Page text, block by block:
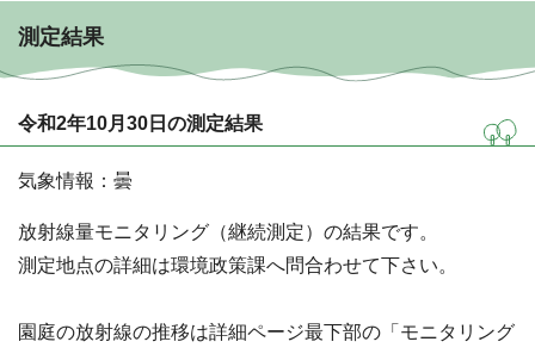
測定結果
令和2年10月30日の測定結果
気象情報：曇
放射線量モニタリング（継続測定）の結果です。
測定地点の詳細は環境政策課へ問合わせて下さい。
園庭の放射線の推移は詳細ページ最下部の「モニタリング